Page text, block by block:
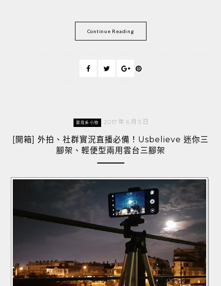
Continue Reading
實用系小物 2017 年 6 月 5 日
[開箱] 外拍、社群實況直播必備！Usbelieve 迷你三
腳架、輕便型兩用雲台三腳架